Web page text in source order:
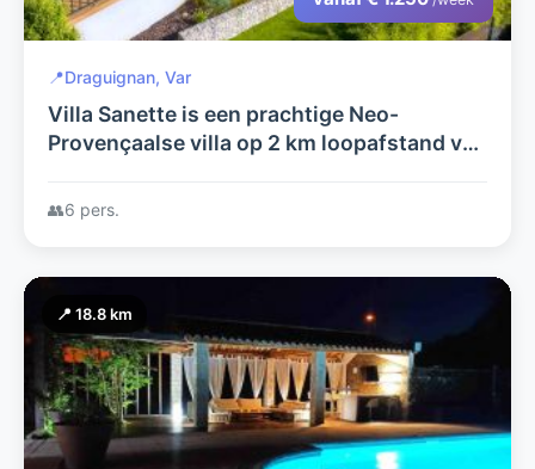
📍Draguignan, Var
Villa Sanette is een prachtige Neo-
Provençaalse villa op 2 km loopafstand van
uitvalsbasis voor je vakantie!
👥6 pers.
📍 18.8 km